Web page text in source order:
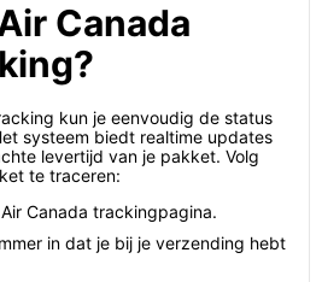
Canada
kun je eenvoudig de status
systeem biedt realtime updates
levertijd van je pakket. Volg
te traceren:
Canada trackingpagina.
in dat je bij je verzending hebt